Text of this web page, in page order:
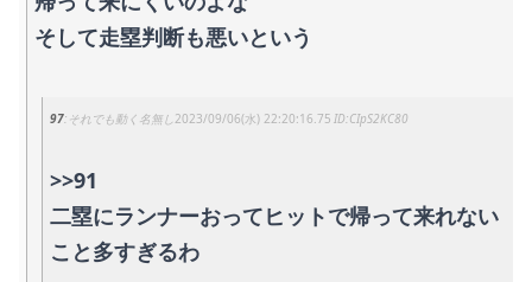
そして走塁判断も悪いという
97 それでも動く名無し2023/09/06(水) 22:20:16.75 CIpS2KC80
>>91
二塁にランナーおってヒットで帰って来れない
こと多すぎるわ